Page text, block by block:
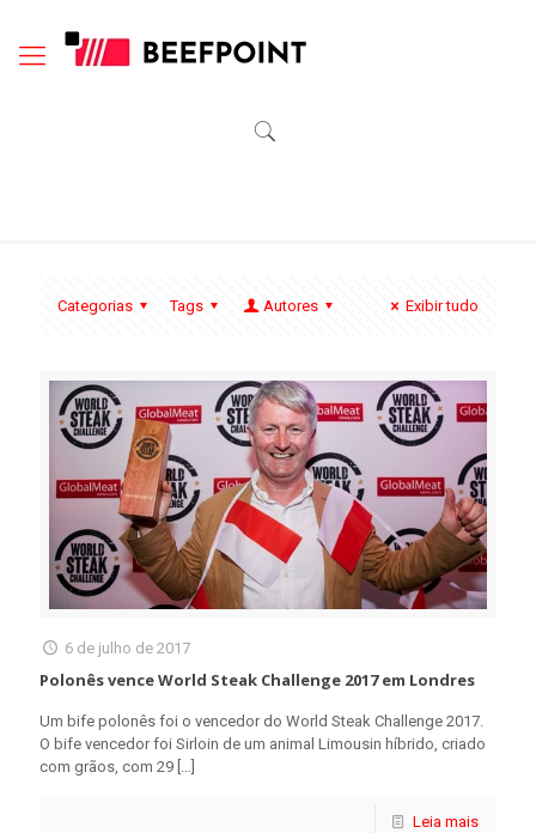
Categorias Tags Autores Exibir tudo
6 de julho de 2017
Polonês vence World Steak Challenge 2017 em Londres
Um bife polonês foi o vencedor do World Steak Challenge 2017.
O bife vencedor foi Sirloin de um animal Limousin híbrido, criado
com grãos, com 29
Leia mais